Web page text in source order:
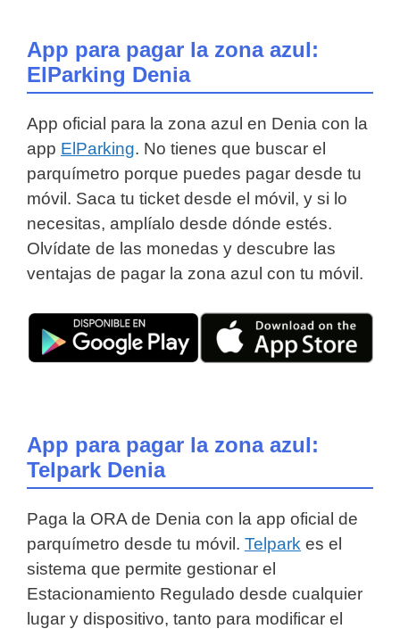
App para pagar la zona azul:
ElParking Denia
App oficial para la zona azul en Denia con la
app ElParking. No tienes que buscar el
parquímetro porque puedes pagar desde tu
móvil. Saca tu ticket desde el móvil, y si lo
necesitas, amplíalo desde dónde estés.
Olvídate de las monedas y descubre las
ventajas de pagar la zona azul con tu móvil.
App para pagar la zona azul:
Telpark Denia
Paga la ORA de Denia con la app oficial de
parquímetro desde tu móvil. Telpark es el
sistema que permite gestionar el
Estacionamiento Regulado desde cualquier
lugar y dispositivo, tanto para modificar el